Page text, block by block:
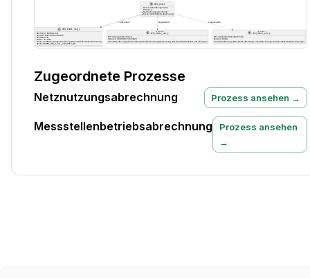
Zugeordnete Prozesse
Netznutzungsabrechnung Prozess ansehen →
Messstellenbetriebsabrechnung
Prozess ansehen
→